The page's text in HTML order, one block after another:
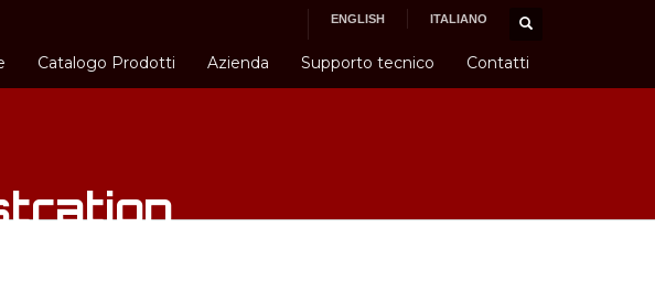
ENGLISH ITALIANO
Catalogo Prodotti Azienda Supporto tecnico Contatti